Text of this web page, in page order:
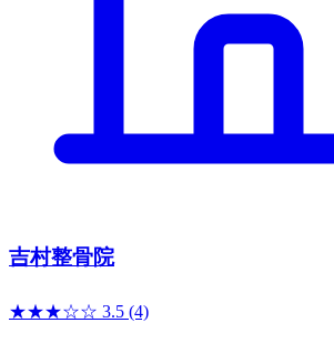
吉村整骨院
★★★☆☆ 3.5 (4)